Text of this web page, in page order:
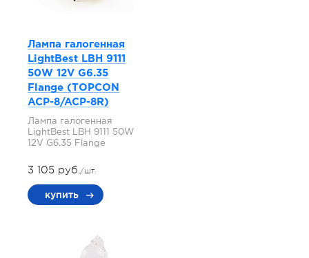
Лампа галогенная
LightBest LBH 9111
50W 12V G6.35
Flange (TOPCON
ACP-8/ACP-8R)
Лампа галогенная
LightBest LBH 9111 50W
12V G6.35 Flange
3 105 руб./шт.
купить